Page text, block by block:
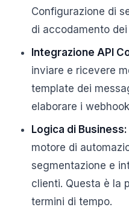
Configurazione di
di accodamento
Integrazione API
inviare e ricevere
template dei
elaborare i
Logica di Business:
motore di
segmentazione e
clienti. Questa è la
termini di tempo.